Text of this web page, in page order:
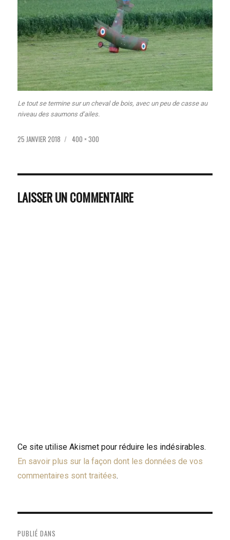
Le tout se termine sur un cheval de bois, avec un peu de casse au
niveau des saumons d’ailes.
PUBLIÉ
25 JANVIER 2018
TAILLE
400 × 300
LAISSER UN COMMENTAIRE
Ce site utilise Akismet pour réduire les indésirables.
En savoir plus sur la façon dont les données de vos
commentaires sont traitées.
NAVIGATION
PUBLIÉ DANS